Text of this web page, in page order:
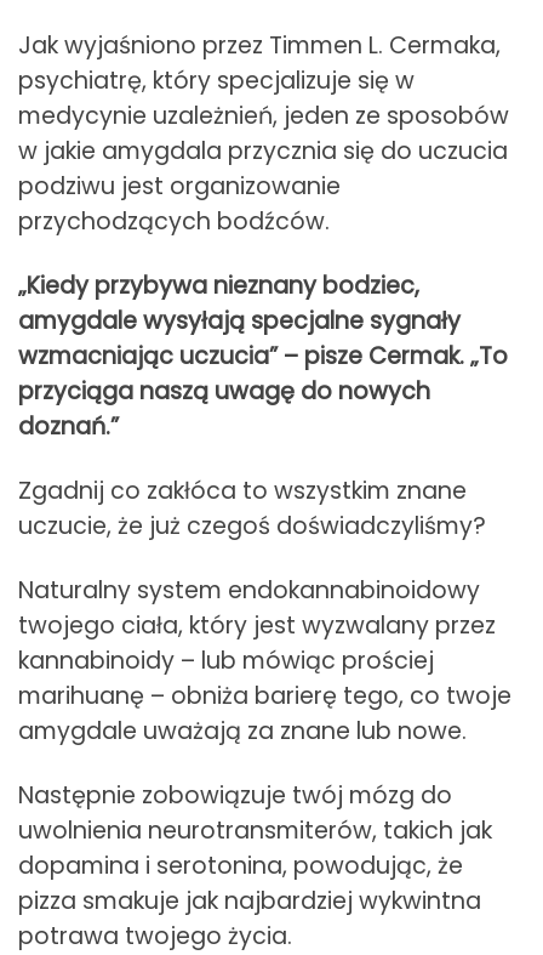
Jak wyjaśniono przez Timmen L. Cermaka,
psychiatrę, który specjalizuje się w
medycynie uzależnień, jeden ze sposobów
w jakie amygdala przycznia się do uczucia
podziwu jest organizowanie
przychodzących bodźców.
„Kiedy przybywa nieznany bodziec,
amygdale wysyłają specjalne sygnały
wzmacniając uczucia” – pisze Cermak. „To
przyciąga naszą uwagę do nowych
doznań.”
Zgadnij co zakłóca to wszystkim znane
uczucie, że już czegoś doświadczyliśmy?
Naturalny system endokannabinoidowy
twojego ciała, który jest wyzwalany przez
kannabinoidy – lub mówiąc prościej
marihuanę – obniża barierę tego, co twoje
amygdale uważają za znane lub nowe.
Następnie zobowiązuje twój mózg do
uwolnienia neurotransmiterów, takich jak
dopamina i serotonina, powodując, że
pizza smakuje jak najbardziej wykwintna
potrawa twojego życia.